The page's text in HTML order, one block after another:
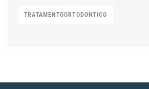
TRATAMENTOORTODONTICO